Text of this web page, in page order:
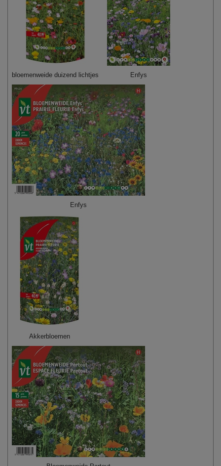
bloemenweide duizend lichtjes Enfys
Enfys
Akkerbloemen